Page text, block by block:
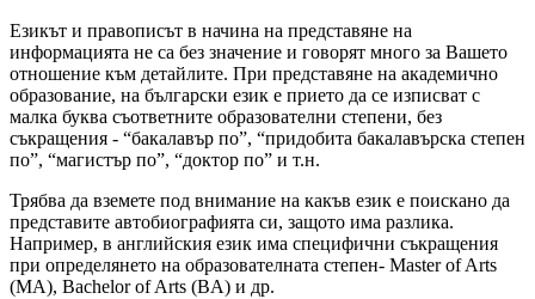
Езикът и правописът в начина на представяне на
информацията не са без значение и говорят много за Вашето
отношение към детайлите. При представяне на академично
образование, на български език е прието да се изписват с
малка буква съответните образователни степени, без
съкращения - “бакалавър по”, “придобита бакалавърска степен
по”, “магистър по”, “доктор по” и т.н.
Трябва да вземете под внимание на какъв език е поискано да
представите автобиографията си, защото има разлика.
Например, в английския език има специфични съкращения
при определянето на образователната степен- Master of Arts
(MA), Bachelor of Arts (BA) и др.